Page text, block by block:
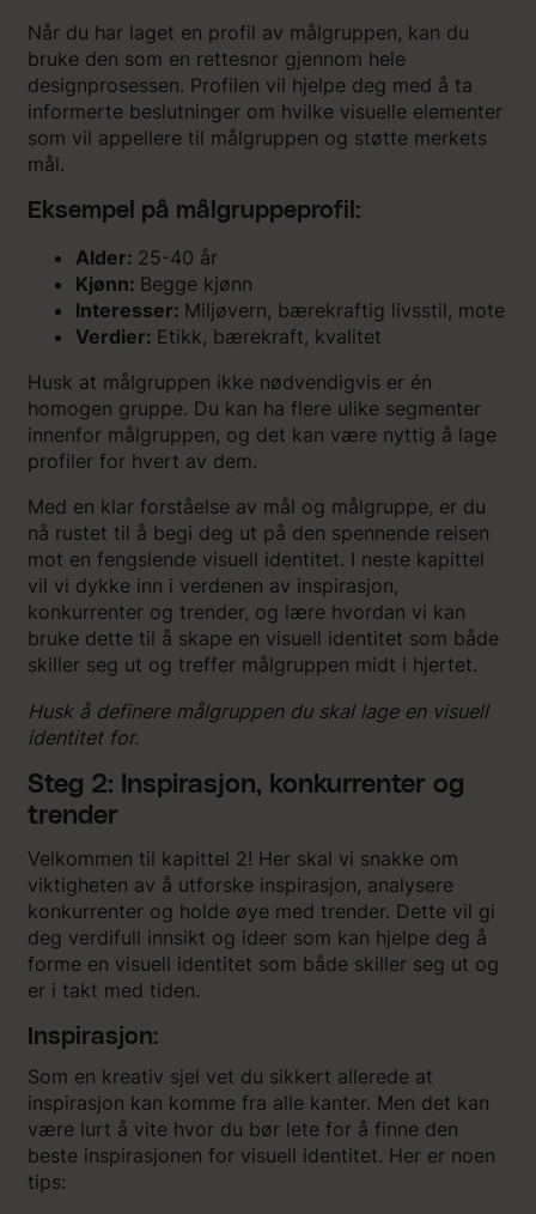
Når du har laget en profil av målgruppen, kan du
bruke den som en rettesnor gjennom hele
designprosessen. Profilen vil hjelpe deg med å ta
informerte beslutninger om hvilke visuelle elementer
som vil appellere til målgruppen og støtte merkets
mål.
Eksempel på målgruppeprofil:
Alder: 25-40 år
Kjønn: Begge kjønn
Interesser: Miljøvern, bærekraftig livsstil, mote
Verdier: Etikk, bærekraft, kvalitet
Husk at målgruppen ikke nødvendigvis er én
homogen gruppe. Du kan ha flere ulike segmenter
innenfor målgruppen, og det kan være nyttig å lage
profiler for hvert av dem.
Med en klar forståelse av mål og målgruppe, er du
nå rustet til å begi deg ut på den spennende reisen
mot en fengslende visuell identitet. I neste kapittel
vil vi dykke inn i verdenen av inspirasjon,
konkurrenter og trender, og lære hvordan vi kan
bruke dette til å skape en visuell identitet som både
skiller seg ut og treffer målgruppen midt i hjertet.
Husk å definere målgruppen du skal lage en visuell
identitet for.
Steg 2: Inspirasjon, konkurrenter og
trender
Velkommen til kapittel 2! Her skal vi snakke om
viktigheten av å utforske inspirasjon, analysere
konkurrenter og holde øye med trender. Dette vil gi
deg verdifull innsikt og ideer som kan hjelpe deg å
forme en visuell identitet som både skiller seg ut og
er i takt med tiden.
Inspirasjon:
Som en kreativ sjel vet du sikkert allerede at
inspirasjon kan komme fra alle kanter. Men det kan
være lurt å vite hvor du bør lete for å finne den
beste inspirasjonen for visuell identitet. Her er noen
tips: